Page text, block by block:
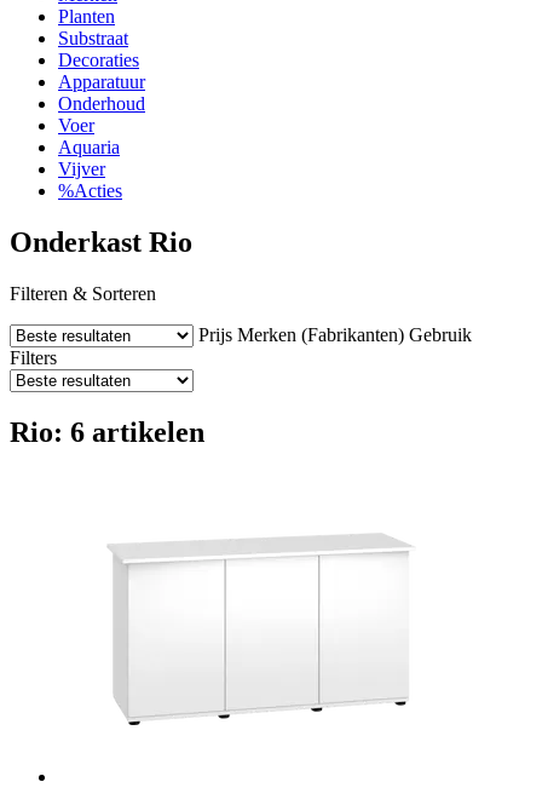
Planten
Substraat
Decoraties
Apparatuur
Onderhoud
Voer
Aquaria
Vijver
%Acties
Onderkast Rio
Filteren & Sorteren
Prijs Merken (Fabrikanten) Gebruik
Filters
Rio: 6 artikelen